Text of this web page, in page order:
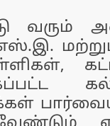
வரும்